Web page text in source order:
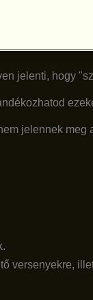
jelenti, hogy
jelennek
versenyekre,